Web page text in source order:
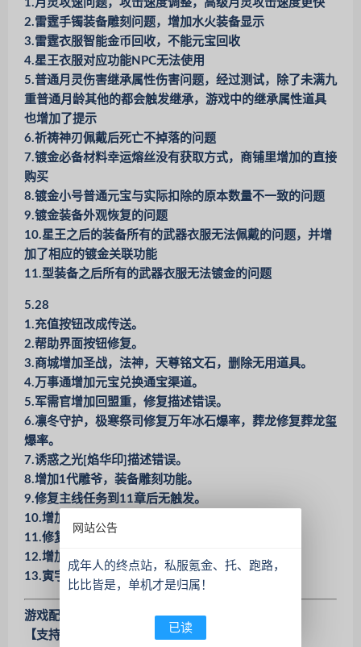
1.月灵攻速问题，攻击速度调整，高级月灵攻击速度更快
2.雷霆手镯装备雕刻问题，增加水火装备显示
3.雷霆衣服智能金币回收，不能元宝回收
4.星王衣服对应功能NPC无法使用
5.普通月灵伤害继承属性伤害问题，经过测试，除了未满九
重普通月龄其他的都会触发继承，游戏中的继承属性道具
也增加了提示
6.祈祷神刃佩戴后死亡不掉落的问题
7.镀金必备材料幸运熔丝没有获取方式，商铺里增加的直接
购买
8.镀金小号普通元宝与实际扣除的原本数量不一致的问题
9.镀金装备外观恢复的问题
10.星王之后的装备所有的武器衣服无法佩戴的问题，并增
加了相应的镀金关联功能
11.型装备之后所有的武器衣服无法镀金的问题
5.28
1.充值按钮改成传送。
2.帮助界面按钮修复。
3.商城增加圣战，法神，天尊铭文石，删除无用道具。
4.万事通增加元宝兑换通宝渠道。
5.军需官增加回盟重，修复描述错误。
6.凛冬守护，极寒祭司修复万年冰石爆率，葬龙修复葬龙玺
爆率。
7.诱惑之光[焰华印]描述错误。
8.增加1代雕爷，装备雕刻功能。
9.修复主线任务到11章后无触发。
10.增加1代淘金者，装备镀金。
11.修复试练召唤，修复BOSS八类九类。
12.增加1代神物，疾风真言，炼妖壶可升级。
13.寅宇爆率添加
游戏配置需求：
【支持系统】： win7、win10、win11
网站公告
成年人的终点站，私服氪金、托、跑路，
比比皆是，单机才是归属！
已读